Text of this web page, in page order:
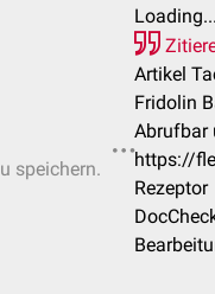
speichern.
Loading...
Artikel
Fridolin
Abrufbar
https://
Rezeptor